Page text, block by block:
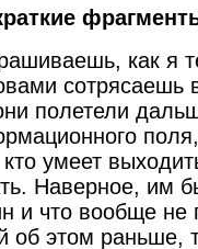
как я
сотрясаешь
полетели
кто умеет
Наверное, им
и что вообще не
об этом раньше,